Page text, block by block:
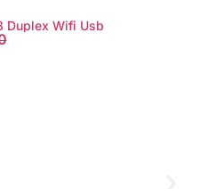
Duplex Wifi Usb